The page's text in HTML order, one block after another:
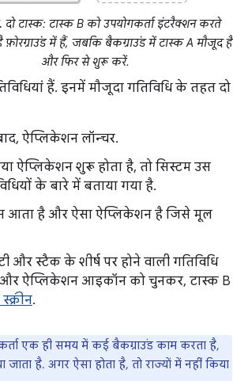
दो टास्क: टास्क B को उपयोगकर्ता इंटरैक्शन करते
में हैं, जबकि बैकग्राउंड में टास्क A मौजूद है
और फिर से शुरू करें.
हैं. इनमें मौजूदा गतिविधि के तहत दो
ऐप्लिकेशन लॉन्चर.
ऐप्लिकेशन शुरू होता है, तो सिस्टम उस
के बारे में बताया गया है.
आता है और ऐसा ऐप्लिकेशन है जिसे मूल
स्टैक के शीर्ष पर होने वाली गतिविधि
और ऐप्लिकेशन आइकॉन को चुनकर, टास्क B
.
एक ही समय में कई बैकग्राउंड काम करता है,
है. अगर ऐसा होता है, तो राज्यों में नहीं किया